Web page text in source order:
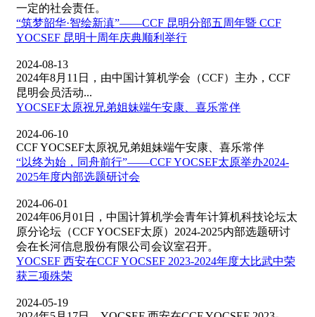
一定的社会责任。
“筑梦韶华·智绘新滇”——CCF 昆明分部五周年暨 CCF
YOCSEF 昆明十周年庆典顺利举行
2024-08-13
2024年8月11日，由中国计算机学会（CCF）主办，CCF
昆明会员活动...
YOCSEF太原祝兄弟姐妹端午安康、喜乐常伴
2024-06-10
CCF YOCSEF太原祝兄弟姐妹端午安康、喜乐常伴
“以终为始，同舟前行”——CCF YOCSEF太原举办2024-
2025年度内部选题研讨会
2024-06-01
2024年06月01日，中国计算机学会青年计算机科技论坛太
原分论坛（CCF YOCSEF太原）2024-2025内部选题研讨
会在长河信息股份有限公司会议室召开。
YOCSEF 西安在CCF YOCSEF 2023-2024年度大比武中荣
获三项殊荣
2024-05-19